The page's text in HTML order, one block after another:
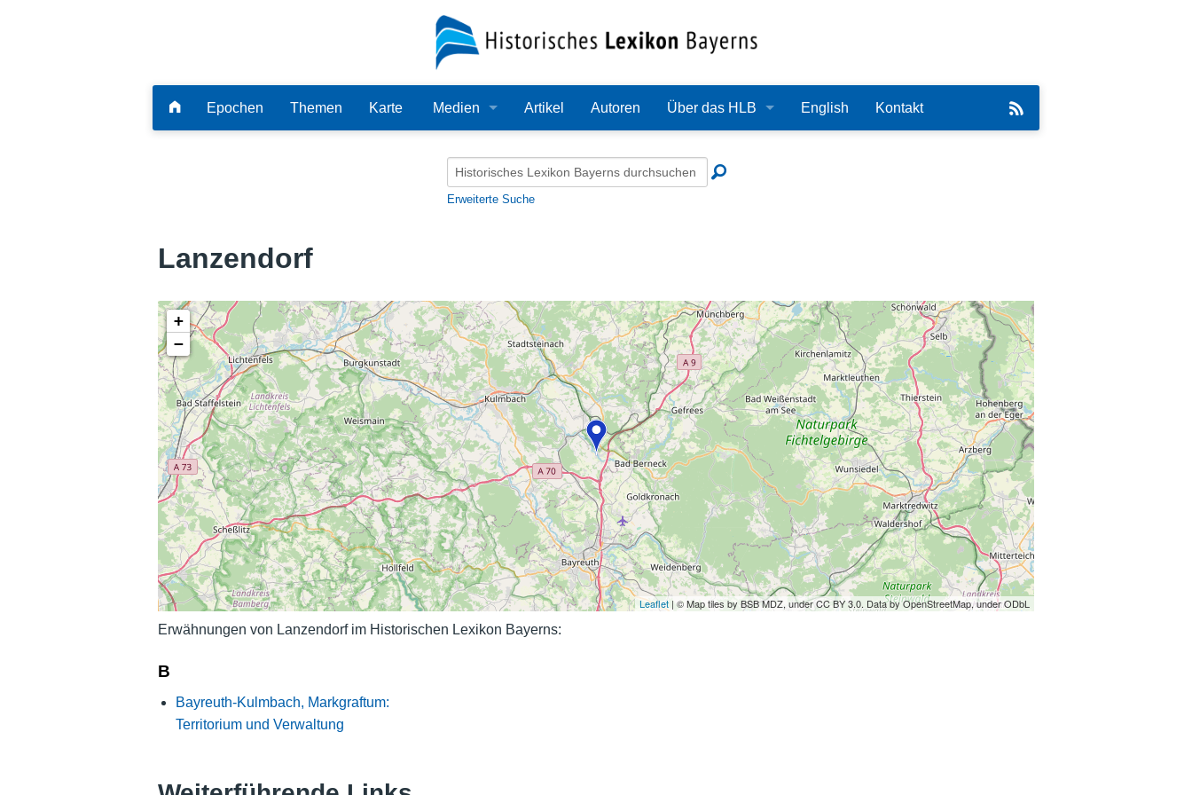
Epochen Themen Karte Medien
Audio
Alle Dateien
Artikel Autoren Über das HLB
Redaktion
Bearbeitungsstand
Zehn Jahre HLB
Häufige Fragen
Nutzungshinweise
English Kontakt
Erweiterte Suche
Lanzendorf
+
−
Leaflet | © Map tiles by BSB MDZ, under CC BY 3.0. Data by OpenStreetMap, under ODbL
Erwähnungen von Lanzendorf im Historischen Lexikon Bayerns:
B
Bayreuth-Kulmbach, Markgraftum:
Territorium und Verwaltung